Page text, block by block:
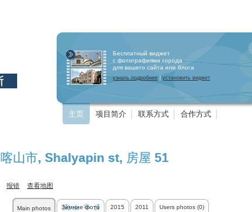
Бесплатный виджет
с фотографиями города
для вашего сайта или блога
узнать подробнее установить виджет
主页 项目简介 联系方式 合作方式
喀山市, Shalyapin st, 房屋 51
报错 查看地图
Main photos Зимние фото 2015 2011 Users photos (0)